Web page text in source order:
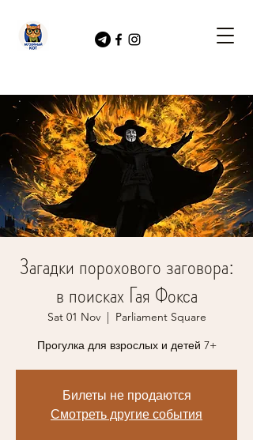
Загадки порохового заговора:
в поисках Гая Фокса
Sat 01 Nov
  |
Parliament Square
Прогулка для взрослых и детей 7+
Билеты не продаются
Смотреть другие события